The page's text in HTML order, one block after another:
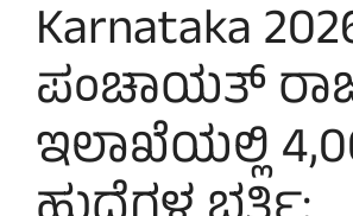
Karnataka
ಪಂಚಾಯತ್
ಇಲಾಖೆಯಲ್ಲಿ